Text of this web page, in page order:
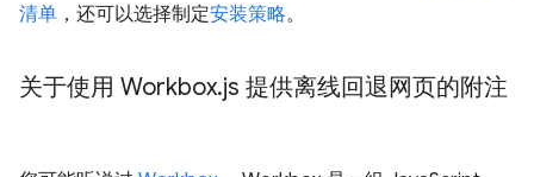
清单 ，还可以选择制定安装策略。
关于使用 Workbox.js 提供离线回退网页的附注